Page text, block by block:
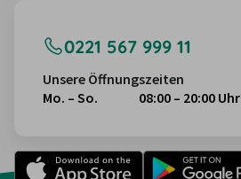
0221 567 999 11
Unsere Öffnungszeiten
Mo. – So.
08:00 – 20:00 Uhr